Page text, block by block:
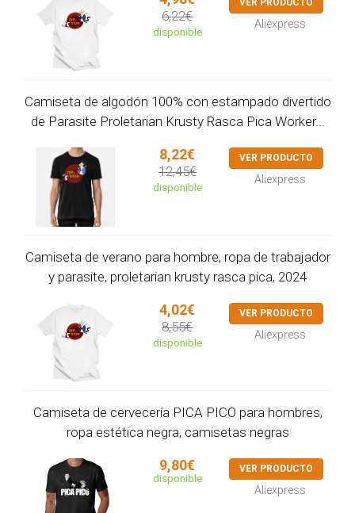
6,22€
disponible
VER PRODUCTO
Aliexpress
Camiseta de algodón 100% con estampado divertido
de Parasite Proletarian Krusty Rasca Pica Worker...
8,22€
12,45€
disponible
VER PRODUCTO
Aliexpress
Camiseta de verano para hombre, ropa de trabajador
y parasite, proletarian krusty rasca pica, 2024
4,02€
8,55€
disponible
VER PRODUCTO
Aliexpress
Camiseta de cervecería PICA PICO para hombres,
ropa estética negra, camisetas negras
9,80€
disponible
VER PRODUCTO
Aliexpress